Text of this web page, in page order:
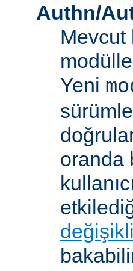
Authn/
Mevcut
Yeni
oranda